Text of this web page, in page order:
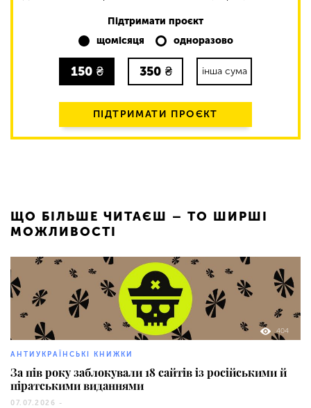
Підтримати проєкт
щомісяця
одноразово
150 ₴ 350 ₴ інша сума
ПІДТРИМАТИ ПРОЄКТ
ЩО БІЛЬШЕ ЧИТАЄШ – ТО ШИРШІ
МОЖЛИВОСТІ
404
АНТИУКРАЇНСЬКІ КНИЖКИ
За пів року заблокували 18 сайтів із російськими й
піратськими виданнями
07.07.2026 -